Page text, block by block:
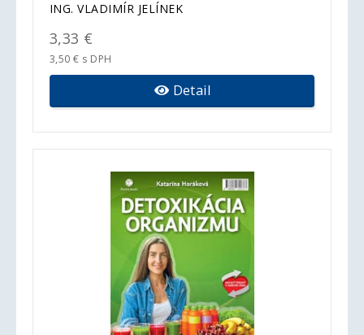
ING. VLADIMÍR JELÍNEK
3,33 €
3,50 € s DPH
Detail